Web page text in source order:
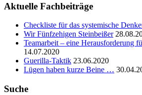
Aktuelle Fachbeiträge
Checkliste für das systemische
Wir Fünfzehigen Steinbeißer
Teamarbeit – eine Herausforderung
14.07.2020
Guerilla-Taktik 23.06.2020
Lügen haben kurze Beine …
Suche